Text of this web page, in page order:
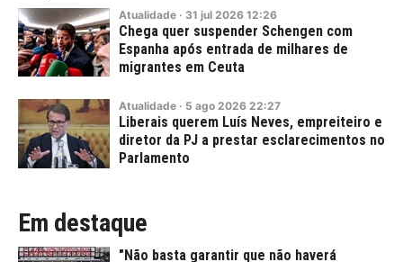
Atualidade · 31 jul 2026 12:26
Chega quer suspender Schengen com
Espanha após entrada de milhares de
migrantes em Ceuta
Atualidade · 5 ago 2026 22:27
Liberais querem Luís Neves, empreiteiro e
diretor da PJ a prestar esclarecimentos no
Parlamento
Em destaque
"Não basta garantir que não haverá